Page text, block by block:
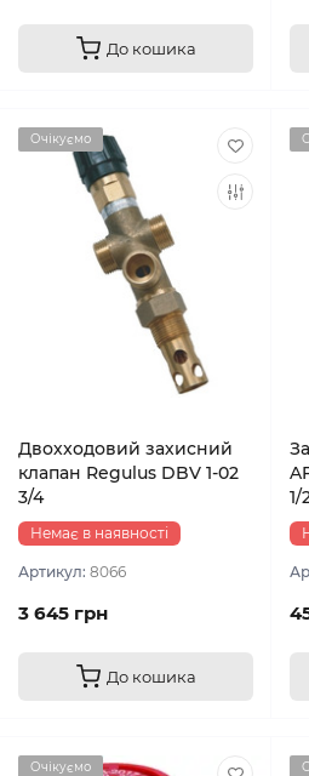
До кошика
Очікуємо
Двохxодовий захисний
клапан Regulus DBV 1-02
3/4
Немає в наявності
Артикул: 8066
3 645 грн
До кошика
1/
Очікуємо